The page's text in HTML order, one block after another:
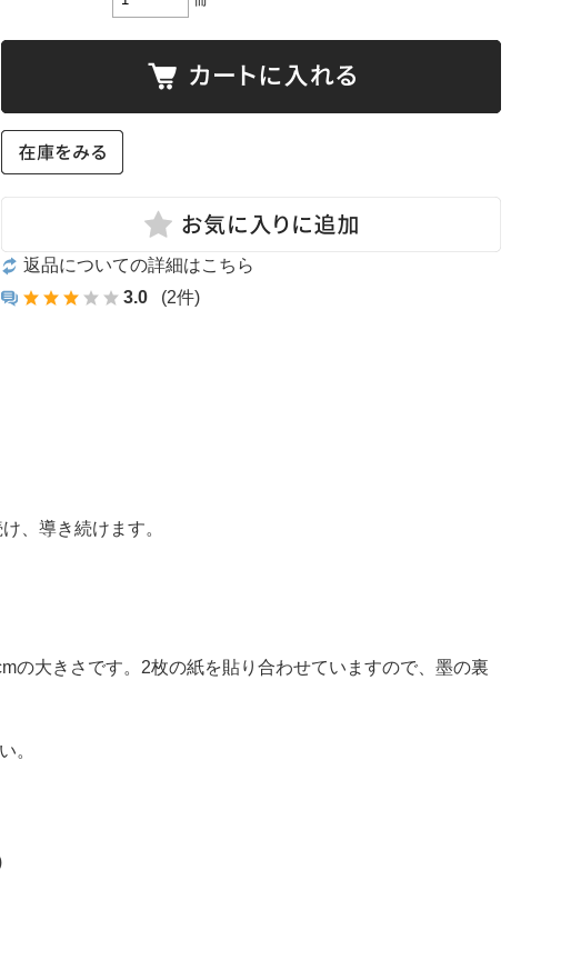
返品についての詳細はこちら
3.0
(2件)
、導き続けます。
の大きさです。2枚の紙を貼り合わせていますので、墨の裏
。